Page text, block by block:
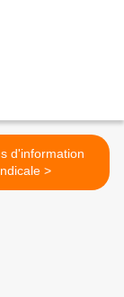
d'information
syndicale >